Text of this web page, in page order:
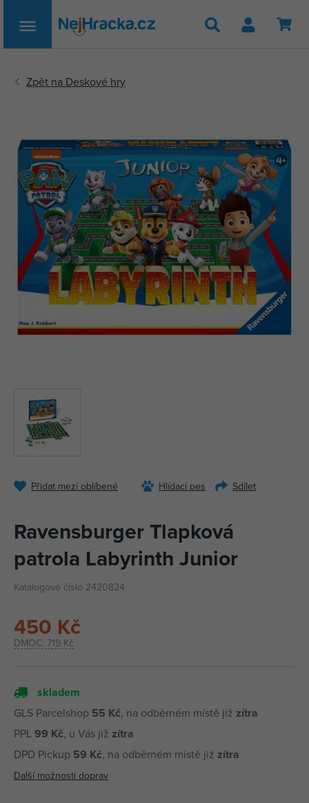
Hledat
Přidat mezi oblíbené Hlídací pes Sdílet
Ravensburger Tlapková
patrola Labyrinth Junior
Katalogové číslo 2420824
DMOC: 719 Kč
450 Kč
skladem
GLS Parcelshop 55 Kč, na odběrném místě již zítra
PPL99 Kč, u Vás již zítra
DPD Pickup 59 Kč, na odběrném místě již zítra
Další možnosti doprav